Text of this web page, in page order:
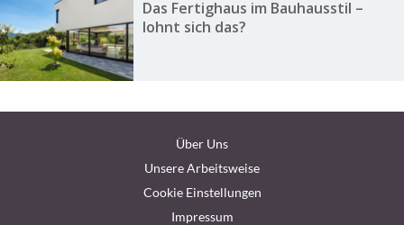
Das Fertighaus im Bauhausstil –
lohnt sich das?
Über Uns
Unsere Arbeitsweise
Cookie Einstellungen
Impressum